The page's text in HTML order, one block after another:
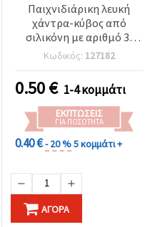
Παιχνιδιάρικη λευκή
χάντρα-κύβος από
σιλικόνη με αριθμό 3,
12x12 mm, τρύπα 2,5 mm
– για προσωποποιημένα
κοσμήματα & DIY
χειροτεχνίες
Κωδικός: 127182
0.50€ 1-4 κομμάτι
ΕΚΠΤΏΣΕΙΣ
ΓΙΑ ΠΟΣΌΤΗΤΑ
0.40 €- 20 %5 κομμάτι +
ΑΓΟΡΆ